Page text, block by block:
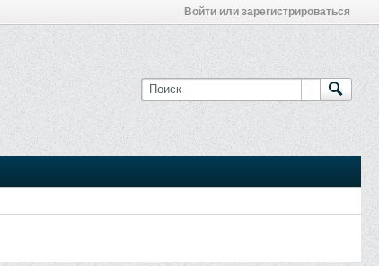
Войти или зарегистрироваться